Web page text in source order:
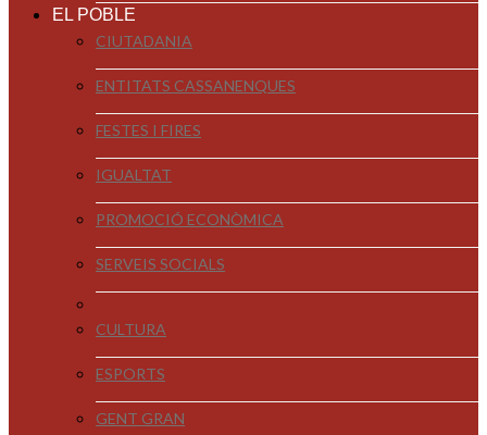
EL POBLE
CIUTADANIA
ENTITATS CASSANENQUES
FESTES I FIRES
IGUALTAT
PROMOCIÓ ECONÒMICA
SERVEIS SOCIALS
CULTURA
ESPORTS
GENT GRAN